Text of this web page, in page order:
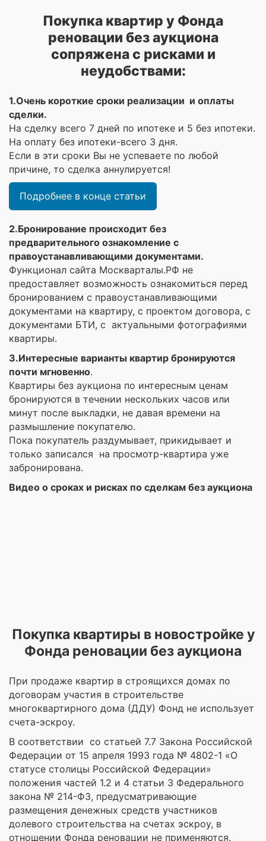
Покупка квартир у Фонда
реновации без аукциона
сопряжена с рисками и
неудобствами:
1.Очень короткие сроки реализации и оплаты
сделки.
На сделку всего 7 дней по ипотеке и 5 без ипотеки.
На оплату без ипотеки-всего 3 дня.
Если в эти сроки Вы не успеваете по любой
причине, то сделка аннулируется!
Подробнее в конце статьи
2.Бронирование происходит без
предварительного ознакомление с
правоустанавливающими документами.
Функционал сайта Москварталы.РФ не
предоставляет возможность ознакомиться перед
бронированием с правоустанавливающими
документами на квартиру, с проектом договора, с
документами БТИ, с актуальными фотографиями
квартиры.
3.Интересные варианты квартир бронируются
почти мгновенно.
Квартиры без аукциона по интересным ценам
бронируются в течении нескольких часов или
минут после выкладки, не давая времени на
размышление покупателю.
Пока покупатель раздумывает, прикидывает и
только записался на просмотр-квартира уже
забронирована.
Видео о сроках и рисках по сделкам без аукциона
Покупка квартиры в новостройке у
Фонда реновации без аукциона
При продаже квартир в строящихся домах по
договорам участия в строительстве
многоквартирного дома (ДДУ) Фонд не использует
счета-эскроу.
В соответствии со статьей 7.7 Закона Российской
Федерации от 15 апреля 1993 года № 4802-1 «О
статусе столицы Российской Федерации»
положения частей 1.2 и 4 статьи 3 Федерального
закона № 214-ФЗ, предусматривающие
размещения денежных средств участников
долевого строительства на счетах эскроу, в
отношении Фонда реновации не применяются.